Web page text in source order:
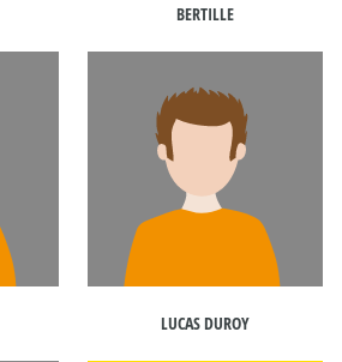
BERTILLE
LUCAS DUROY